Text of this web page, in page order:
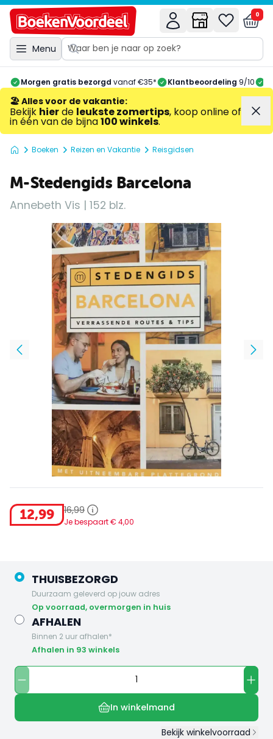
Menu
0
Morgen gratis bezorgd vanaf €35* Klantbeoordeling 9/10
🏖️ Alles voor de vakantie:
Bekijk hierde leukste zomertips, koop online of
in één van de bijna100 winkels.
Boeken Reizen en Vakantie Reisgidsen
M-Stedengids Barcelona
Annebeth Vis | 152 blz.
12,99 16,99
Je bespaart € 4,00
THUISBEZORGD
Duurzaam geleverd op jouw adres
op voorraad, overmorgen in huis
AFHALEN
Binnen 2 uur afhalen*
Afhalen in 93 winkels
In winkelmand
Bekijk winkelvoorraad